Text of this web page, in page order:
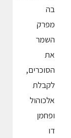
בה
מפרק
השמר
את
הסוכרים,
לקבלת
אלכוהול
ופחמן
דו